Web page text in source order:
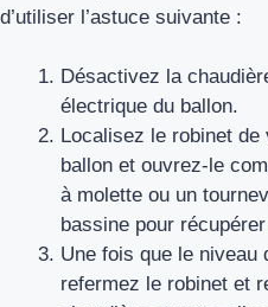
d’utiliser l’astuce suivante :
Désactivez la
électrique du ballon.
Localisez le robinet
ballon et ouvrez-le
à molette ou un
bassine pour récupérer
Une fois que le niveau
refermez le robinet et